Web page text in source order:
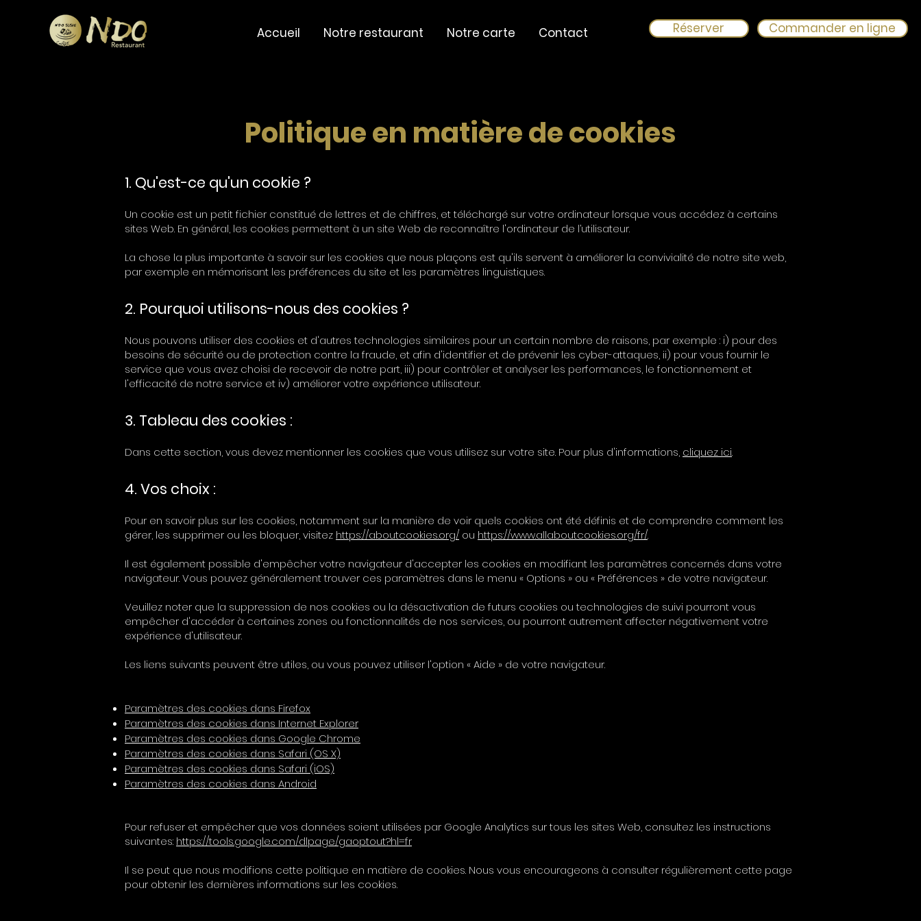
Accueil Notre restaurant Notre carte Contact Réserver Commander en ligne
Politique en matière de cookies
1. Qu'est-ce qu'un cookie ?
Un cookie est un petit fichier constitué de lettres et de chiffres, et téléchargé sur votre ordinateur lorsque vous accédez à certains
sites Web. En général, les cookies permettent à un site Web de reconnaître l'ordinateur de l’utilisateur.
La chose la plus importante à savoir sur les cookies que nous plaçons est qu'ils servent à améliorer la convivialité de notre site web,
par exemple en mémorisant les préférences du site et les paramètres linguistiques.
2. Pourquoi utilisons-nous des cookies ?
Nous pouvons utiliser des cookies et d'autres technologies similaires pour un certain nombre de raisons, par exemple : i) pour des
besoins de sécurité ou de protection contre la fraude, et afin d'identifier et de prévenir les cyber-attaques, ii) pour vous fournir le
service que vous avez choisi de recevoir de notre part, iii) pour contrôler et analyser les performances, le fonctionnement et
l'efficacité de notre service et iv) améliorer votre expérience utilisateur.
3. Tableau des cookies :
Dans cette section, vous devez mentionner les cookies que vous utilisez sur votre site. Pour plus d'informations, cliquez ici.
4. Vos choix :
Pour en savoir plus sur les cookies, notamment sur la manière de voir quels cookies ont été définis et de comprendre comment les
gérer, les supprimer ou les bloquer, visitez https://aboutcookies.org/ ou https://www.allaboutcookies.org/fr/.
Il est également possible d'empêcher votre navigateur d'accepter les cookies en modifiant les paramètres concernés dans votre
navigateur. Vous pouvez généralement trouver ces paramètres dans le menu « Options » ou « Préférences » de votre navigateur.
Veuillez noter que la suppression de nos cookies ou la désactivation de futurs cookies ou technologies de suivi pourront vous
empêcher d'accéder à certaines zones ou fonctionnalités de nos services, ou pourront autrement affecter négativement votre
expérience d'utilisateur.
Les liens suivants peuvent être utiles, ou vous pouvez utiliser l'option « Aide » de votre navigateur.
Paramètres des cookies dans Firefox
Paramètres des cookies dans Internet Explorer
Paramètres des cookies dans Google Chrome
Paramètres des cookies dans Safari (OS X)
Paramètres des cookies dans Safari (iOS)
Paramètres des cookies dans Android
Pour refuser et empêcher que vos données soient utilisées par Google Analytics sur tous les sites Web, consultez les instructions
suivantes: https://tools.google.com/dlpage/gaoptout?hl=fr
Il se peut que nous modifions cette politique en matière de cookies. Nous vous encourageons à consulter régulièrement cette page
pour obtenir les dernières informations sur les cookies.